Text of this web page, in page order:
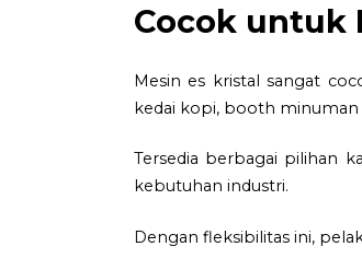
Cocok untuk
Mesin es kristal sangat
kedai kopi, booth minuman
Tersedia berbagai pilihan
kebutuhan industri.
Dengan fleksibilitas ini,